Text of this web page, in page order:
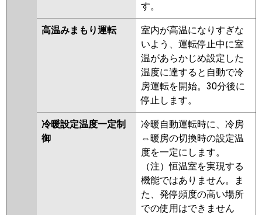
す。
高温みまもり運転
室内が高温になりすぎな
いよう、運転停止中に室
温があらかじめ設定した
温度に達すると自動で冷
房運転を開始。30分後に
停止します。
冷暖設定温度一定制
御
冷暖自動運転時に、冷房
⇔暖房の切換時の設定温
度を一定にします。
（注）恒温室を実現する
機能ではありません。ま
た、発停頻度の高い場所
での使用はできません